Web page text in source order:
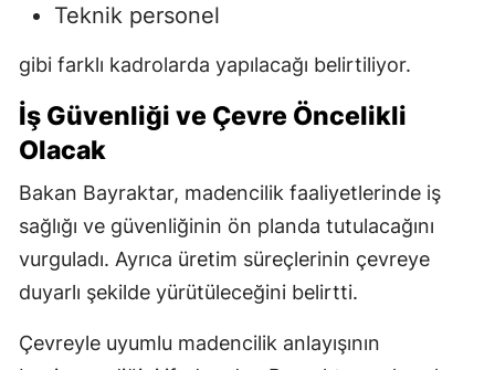
Teknik personel
gibi farklı kadrolarda yapılacağı belirtiliyor.
İş Güvenliği ve Çevre Öncelikli
Olacak
Bakan Bayraktar, madencilik faaliyetlerinde iş
sağlığı ve güvenliğinin ön planda tutulacağını
vurguladı. Ayrıca üretim süreçlerinin çevreye
duyarlı şekilde yürütüleceğini belirtti.
Çevreyle uyumlu madencilik anlayışının